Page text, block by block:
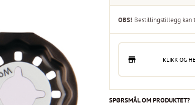
OBS! Bestillingstillegg kan
KLIKK OG
SPØRSMÅL OM PRODUKTET?